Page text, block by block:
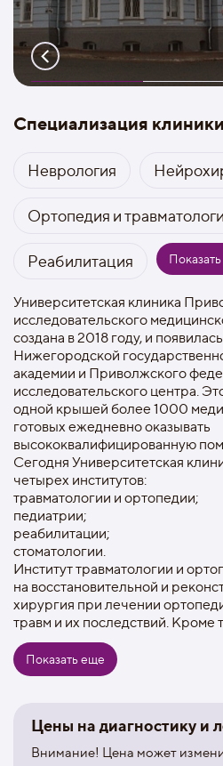
Специализация клиники
Неврология
Ортопедия и
Реабилитация
Университетская клиника
исследовательского
создана в 2018 году, и
Нижегородской
академии и Приволжского
исследовательского центра.
одной крышей более 1000
готовых ежедневно оказывать
высококвалифицированную
Сегодня Университетская
четырех институтов:
травматологии и ортопедии;
педиатрии;
реабилитации;
стоматологии.
Институт травматологии и
на восстановительной и
хирургия при лечении
травм и их последствий. Кроме
оказывают помощь пациентам с
В составе Института педиатрии
числе: гастроэнтерологии и
реанимации, неврологическое
реабилитацией, центр
Показать еще
Цены на диагностику и
Внимание! Цена может